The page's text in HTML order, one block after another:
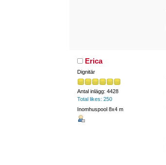
Erica
Dignitär
Antal inlägg: 4428
Total likes: 250
Inomhuspool 8x4 m